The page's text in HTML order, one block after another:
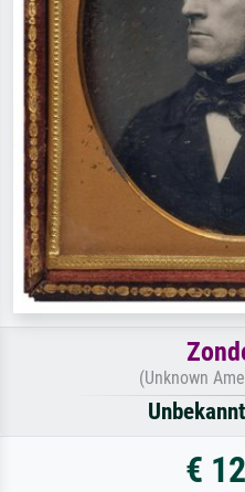
(Unknown
€